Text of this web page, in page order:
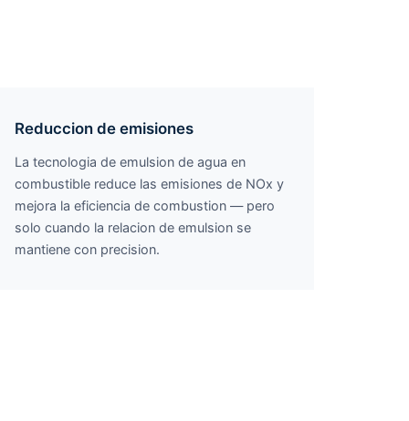
Reduccion de emisiones
La tecnologia de emulsion de agua en
combustible reduce las emisiones de NOx y
mejora la eficiencia de combustion — pero
solo cuando la relacion de emulsion se
mantiene con precision.